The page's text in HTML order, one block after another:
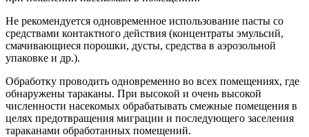
Не рекомендуется одновременное использование пасты со
средствами контактного действия (концентраты эмульсий,
смачивающиеся порошки, дусты, средства в аэрозольной
упаковке и др.).
Обработку проводить одновременно во всех помещениях, где
обнаружены тараканы. При высокой и очень высокой
численности насекомых обрабатывать смежные помещения в
целях предотвращения миграции и последующего заселения
тараканами обработанных помещений.